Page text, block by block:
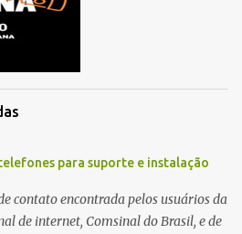
para suporte e instalação
contato encontrada pelos usuários da
de internet, Comsinal do Brasil, e de